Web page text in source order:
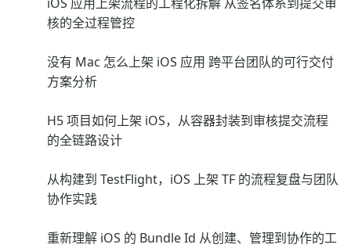
核的全过程管控
没有 Mac 怎么上架 iOS 应用 跨平台团队的可行交付
方案分析
H5 项目如何上架 iOS，从容器封装到审核提交流程
的全链路设计
从构建到 TestFlight，iOS 上架 TF 的流程复盘与团队
协作实践
重新理解 iOS 的 Bundle Id 从创建、管理到协作的工